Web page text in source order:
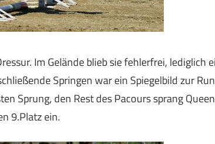
Im Gelände blieb sie fehlerfrei, lediglich
Springen war ein Spiegelbild zur
Sprung, den Rest des Pacours sprang
9.Platz ein.